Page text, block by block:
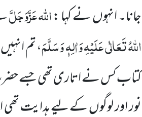
جانا۔ انہوں نے کہا :اللہعَزَّوَجَلَّ
اللہُ تَعَالٰی عَلَیْہِ وَاٰلِہٖ وَسَلَّمَ، تم
کتاب کس نے اتاری تھی جسے
نور اور لوگوں کے لیے ہدایت